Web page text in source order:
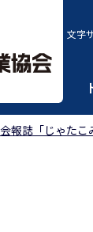
文字
会報誌「じゃたこ